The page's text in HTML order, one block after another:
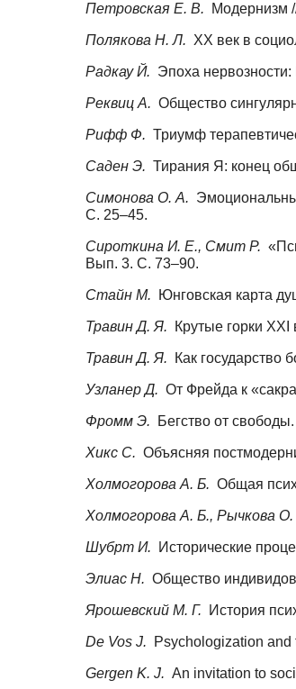
Петровская Е. В. Модернизм
Полякова Н. Л. ХХ век в
Радкау Й. Эпоха
Реквиц А. Общество
Рифф Ф. Триумф
Саден Э. Тирания Я: конец
Симонова О. А.
С. 25–45.
Сироткина И. Е., Смит Р.
Вып. 3. С. 73–90.
Стайн М. Юнговская карта
Травин Д. Я. Крутые горки
Травин Д. Я. Как государство
Узланер Д. От Фрейда к
Фромм Э. Бегство от
Хикс С. Объясняя
Холмогорова А. Б. Общая
Холмогорова А. Б., Рычкова О.
Шубрт И. Исторические
Элиас Н. Общество
Ярошевский М. Г. История
De Vos J. Psychologization and
Gergen K. J. An invitation to